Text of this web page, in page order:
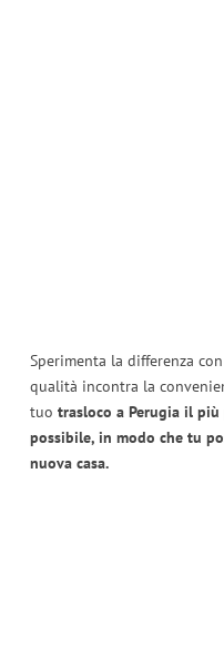
Sperimenta la differenza
qualità incontra la
tuo trasloco a Perugia il
possibile, in modo che tu
nuova casa.